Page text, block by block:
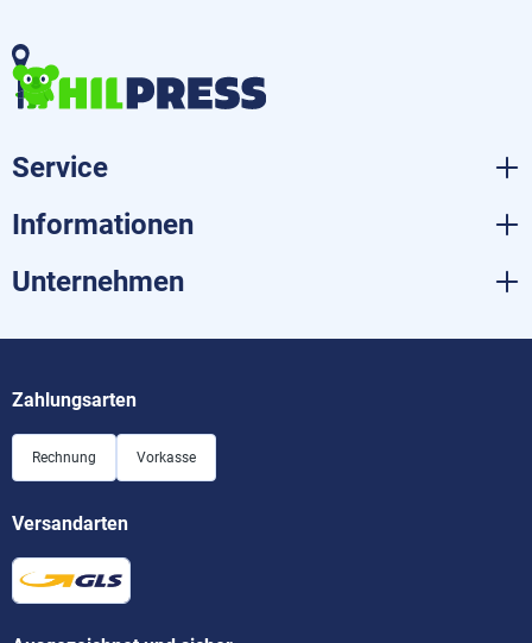
Service
Informationen
Unternehmen
Zahlungsarten
Rechnung Vorkasse
Versandarten